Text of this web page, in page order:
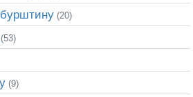
бурштину(20)
(9)